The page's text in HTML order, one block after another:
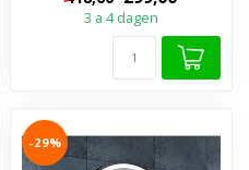
3 a 4 dagen
-29%